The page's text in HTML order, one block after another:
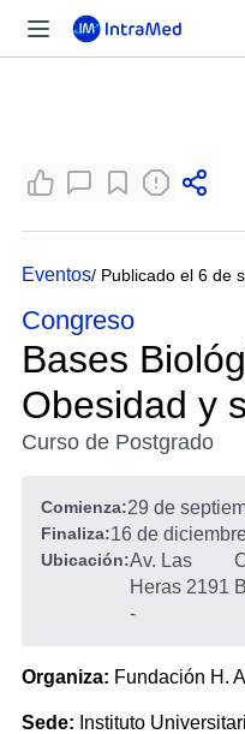
Eventos/ Publicado el 6 de
Congreso
Bases
Obesidad y
Curso de Postgrado
Comienza:29 de
Finaliza:16 de
Ubicación:Av. Las
Heras 2191
-
Organiza: Fundación H.
Sede: Instituto